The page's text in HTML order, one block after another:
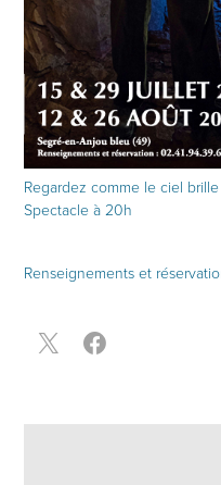
Regardez comme le ciel brille
Spectacle à 20h
Renseignements et